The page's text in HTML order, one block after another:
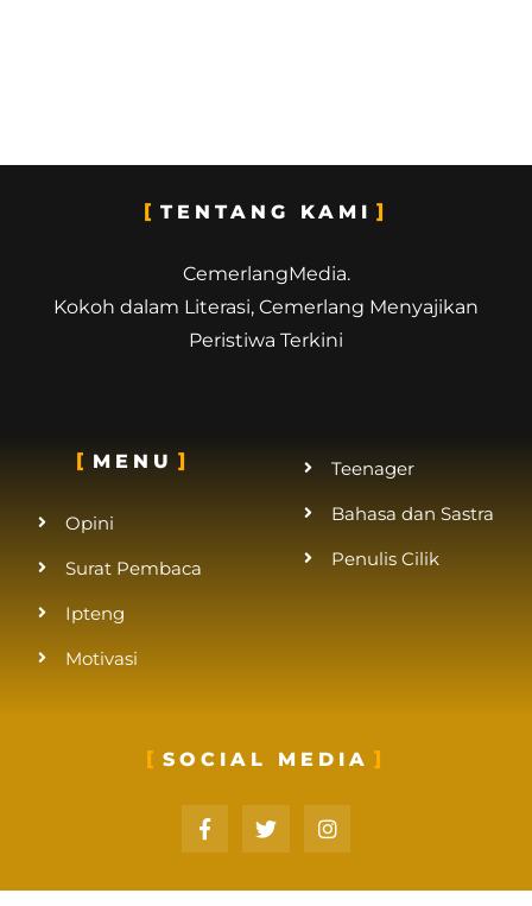
TENTANG KAMI
CemerlangMedia.
Kokoh dalam Literasi, Cemerlang Menyajikan
Peristiwa Terkini
MENU
Opini
Surat Pembaca
Ipteng
Motivasi
Teenager
Bahasa dan Sastra
Penulis Cilik
SOCIAL MEDIA